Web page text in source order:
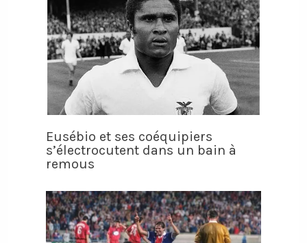
Eusébio et ses coéquipiers
s’électrocutent dans un bain à
remous